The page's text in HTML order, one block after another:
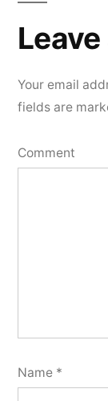
a
Your email
fields are
Comment
Name *